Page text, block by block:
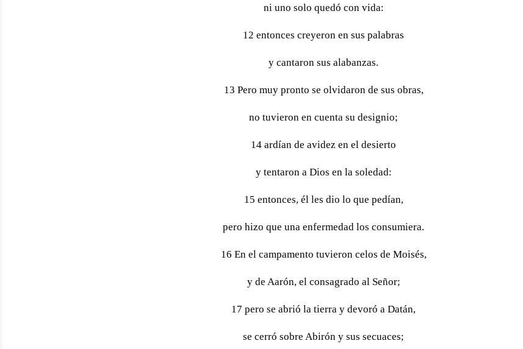
ni uno solo quedó con vida:
12 entonces creyeron en sus palabras
y cantaron sus alabanzas.
13 Pero muy pronto se olvidaron de sus obras,
no tuvieron en cuenta su designio;
14 ardían de avidez en el desierto
y tentaron a Dios en la soledad:
15 entonces, él les dio lo que pedían,
pero hizo que una enfermedad los consumiera.
16 En el campamento tuvieron celos de Moisés,
y de Aarón, el consagrado al Señor;
17 pero se abrió la tierra y devoró a Datán,
se cerró sobre Abirón y sus secuaces;